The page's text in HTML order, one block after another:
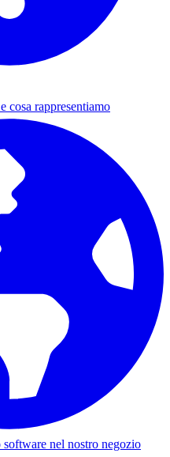
cosa rappresentiamo
nel nostro negozio